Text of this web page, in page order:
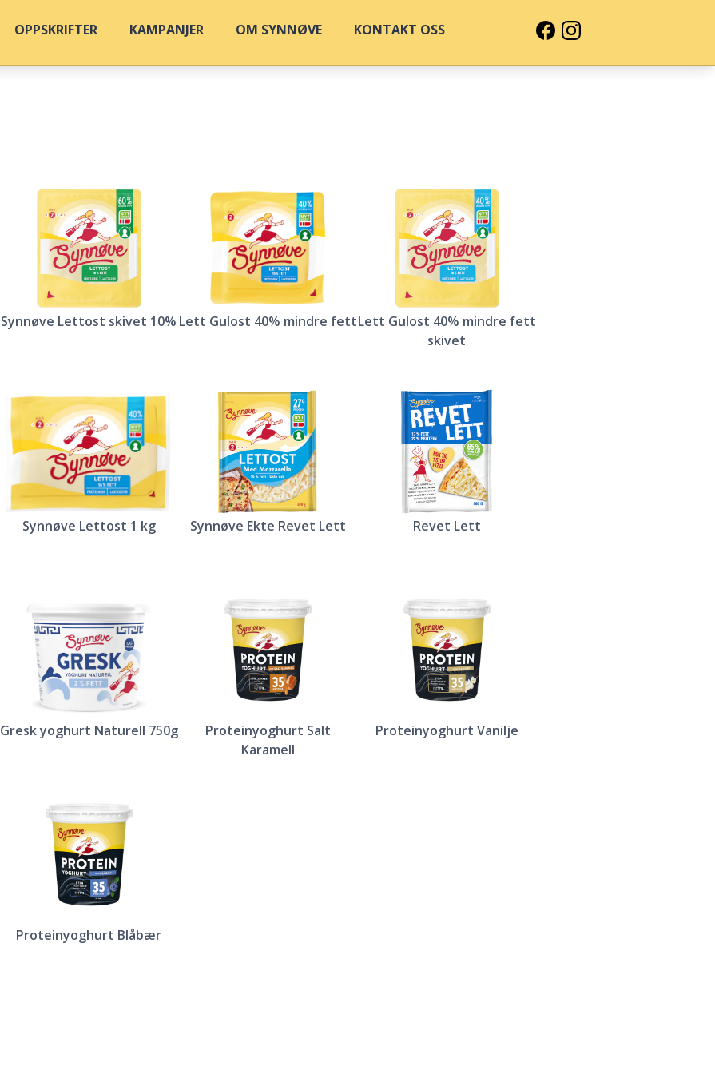
OPPSKRIFTER KAMPANJER OM SYNNØVE KONTAKT OSS
Synnøve Lettost skivet 10% Lett Gulost 40% mindre fettLett Gulost 40% mindre fett
skivet
Synnøve Lettost 1 kg Synnøve Ekte Revet Lett Revet Lett
Gresk yoghurt Naturell 750g
Proteinyoghurt Salt
Karamell
Proteinyoghurt Vanilje
Proteinyoghurt Blåbær